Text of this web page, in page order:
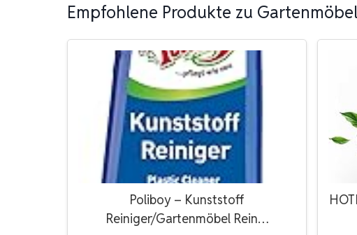
Empfohlene Produkte zu Gartenmöbel
Poliboy – Kunststoff
Reiniger/Gartenmöbel Rein…